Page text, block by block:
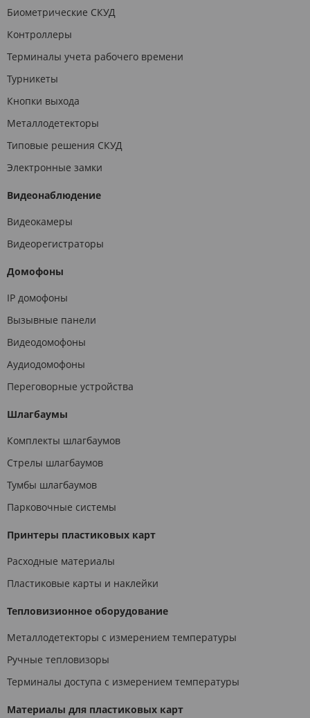
Биометрические СКУД
Контроллеры
Терминалы учета рабочего времени
Турникеты
Кнопки выхода
Металлодетекторы
Типовые решения СКУД
Электронные замки
Видеонаблюдение
Видеокамеры
Видеорегистраторы
Домофоны
IP домофоны
Вызывные панели
Видеодомофоны
Аудиодомофоны
Переговорные устройства
Шлагбаумы
Комплекты шлагбаумов
Стрелы шлагбаумов
Тумбы шлагбаумов
Парковочные системы
Принтеры пластиковых карт
Расходные материалы
Пластиковые карты и наклейки
Тепловизионное оборудование
Металлодетекторы с измерением температуры
Ручные тепловизоры
Терминалы доступа с измерением температуры
Материалы для пластиковых карт